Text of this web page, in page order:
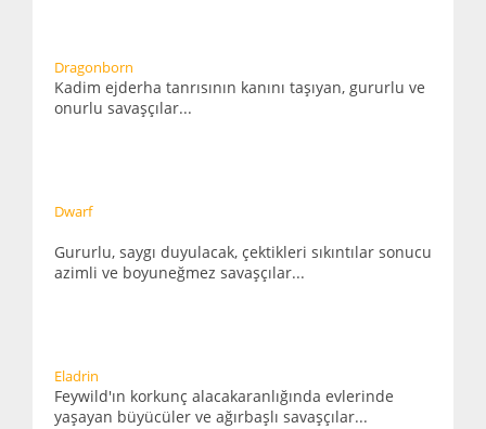
Dragonborn
Kadim ejderha tanrısının kanını taşıyan, gururlu ve
onurlu savaşçılar...
Dwarf
Gururlu, saygı duyulacak, çektikleri sıkıntılar sonucu
azimli ve boyuneğmez savaşçılar...
Eladrin
Feywild'ın korkunç alacakaranlığında evlerinde
yaşayan büyücüler ve ağırbaşlı savaşçılar...